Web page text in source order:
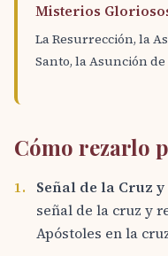
Misterios
La Resurrección, la
Santo, la Asunción
Cómo rezarlo
1. Señal de la Cruz
señal de la cruz y
Apóstoles en la